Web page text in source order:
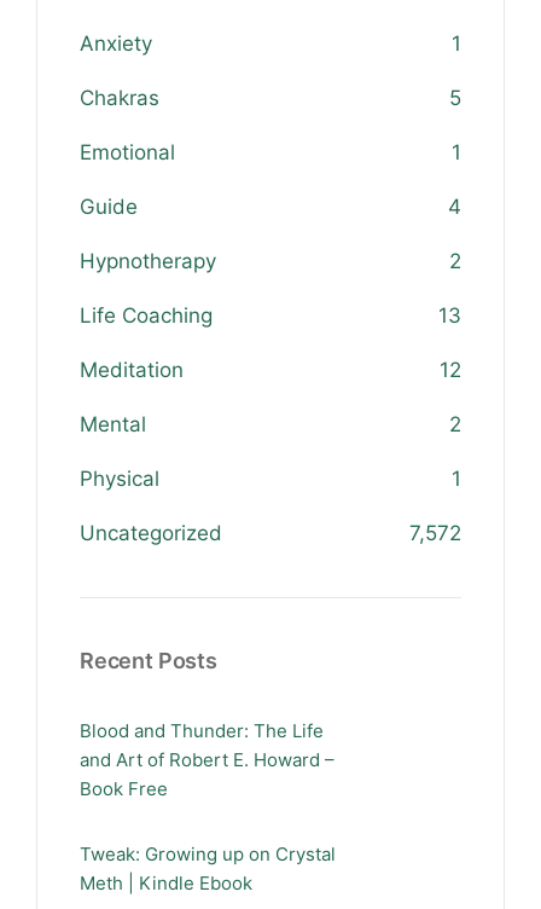
Anxiety 1
Chakras 5
Emotional 1
Guide 4
Hypnotherapy 2
Life Coaching 13
Meditation 12
Mental 2
Physical 1
Uncategorized 7,572
Recent Posts
Blood and Thunder: The Life
and Art of Robert E. Howard –
Book Free
Tweak: Growing up on Crystal
Meth | Kindle Ebook